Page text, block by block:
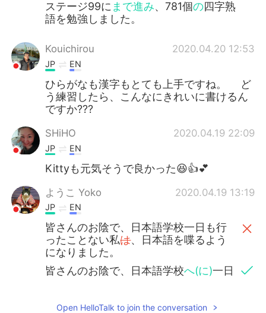
ステージ99にまで進み、781個の四字熟
語を勉強しました。
Kouichirou 2020.04.20 12:53
JP EN
ひらがなも漢字もとても上手ですね。 ど
う練習したら、こんなにきれいに書けるん
ですか???
SHiHO 2020.04.19 22:09
JP EN
Kittyも元気そうで良かった😆👍💕
ようこ Yoko 2020.04.19 13:19
JP EN
皆さんのお陰で、日本語学校一日も行
ったことない私は、日本語を喋るよう
になりました。
皆さんのお陰で、日本語学校へ(に)一日
Open HelloTalk to join the conversation